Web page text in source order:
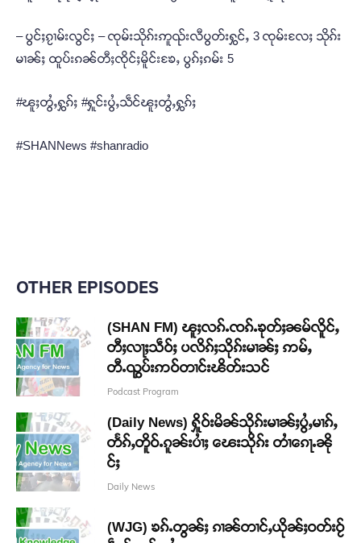
– ပွင်ႈၵႂၢမ်းလွင်ႈ – ၸုမ်းသိုၵ်းဢူၺ်းလီပွတ်းႁွင်ႇ 3 ၸုမ်းလႄႈ သိုၵ်း
မၢၼ်ႈ ထူပ်းၵၼ်တီႈၸိုင်ႈမိူင်းၶႄႇ ပွၵ်ႈၵမ်း 5
#ၽူႈတွႆႇႁွၵ်ႈ #ႁူင်းပွႆႇသဵင်ၽူႈတွႆႇႁွၵ်ႈ
#SHANNews #shanradio
OTHER EPISODES
(SHAN FM) ၽူႈလၵ်ႉၸၵ်ႉၶုတ်ႈၼမ်လိူင်ႇ
တီႈလႃႈသဵဝ်ႈ ပလိၵ်ႈသိုၵ်းမၢၼ်ႈ ဢမ်ႇ
တီႉၺွပ်းဢဝ်တၢင်းၽိတ်းသင်
Podcast Program
(Daily News) ႁိူဝ်းမိၼ်သိုၵ်းမၢၼ်ႈပွႆႇမၢၵ်ႇ
တႅၵ်ႇတိူဝ်ႉၵူၼ်းပၢႆႈ ၽေးသိုၵ်း တၢႆၵေႃႉၼို
င်ႈ
Daily News
(WJG) ၶၵ်ႉတွၼ်ႈ ၵၢၼ်တၢင်ႇယိုၼ်ႈဝတ်းဝႂ်